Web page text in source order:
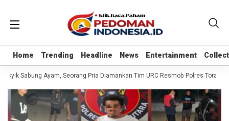
Home Trending Headline News Entertainment
Home Trending Headline News Entertainment
Sabung Ayam, Seorang Pria Diamankan Tim URC Resmob Polres Toraja